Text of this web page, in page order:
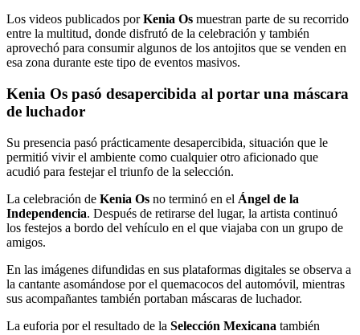
Los videos publicados porKenia Os muestran parte de su recorrido
entre la multitud, donde disfrutó de la celebración y también
aprovechó para consumir algunos de los antojitos que se venden en
esa zona durante este tipo de eventos masivos.
Kenia Os pasó desapercibida al portar una máscara
de luchador
Su presencia pasó prácticamente desapercibida, situación que le
permitió vivir el ambiente como cualquier otro aficionado que
acudió para festejar el triunfo de la selección.
La celebración de Kenia Os no terminó en el Ángel de la
Independencia. Después de retirarse del lugar, la artista continuó
los festejos a bordo del vehículo en el que viajaba con un grupo de
amigos.
En las imágenes difundidas en sus plataformas digitales se observa a
la cantante asomándose por el quemacocos del automóvil, mientras
sus acompañantes también portaban máscaras de luchador.
La euforia por el resultado de la Selección Mexicana también